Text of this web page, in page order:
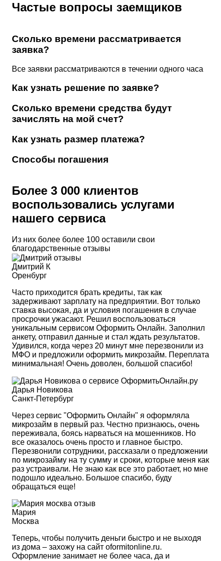
Частые вопросы заемщиков
Сколько времени рассматривается
заявка?
Все заявки рассматриваются в течении одного часа
Как узнать решение по заявке?
Сколько времени средства будут
зачислять на мой счет?
Как узнать размер платежа?
Способы погашения
Более 3 000 клиентов
воспользовались услугами
нашего сервиса
Из них более более 100 оставили свои
благодарственные отзывы
Дмитрий К
Оренбург
Часто приходится брать кредиты, так как
задерживают зарплату на предприятии. Вот только
ставка высокая, да и условия погашения в случае
просрочки ужасают. Решил воспользоваться
уникальным сервисом Оформить Онлайн. Заполнил
анкету, отправил данные и стал ждать результатов.
Удивился, когда через 20 минут мне перезвонили из
МФО и предложили оформить микрозайм. Переплата
минимальная! Очень доволен, большой спасибо!
Дарья Новикова
Санкт-Петербург
Через сервис "Оформить Онлайн" я оформляла
микрозайм в первый раз. Честно признаюсь, очень
переживала, боясь нарваться на мошенников. Но
все оказалось очень просто и главное быстро.
Перезвонили сотрудники, рассказали о предложении
по микрозайму на ту сумму и сроки, которые меня как
раз устраивали. Не знаю как все это работает, но мне
подошло идеально. Большое спасибо, буду
обращаться еще!
Мария
Москва
Теперь, чтобы получить деньги быстро и не выходя
из дома – захожу на сайт oformitonline.ru.
Оформление занимает не более часа, да и